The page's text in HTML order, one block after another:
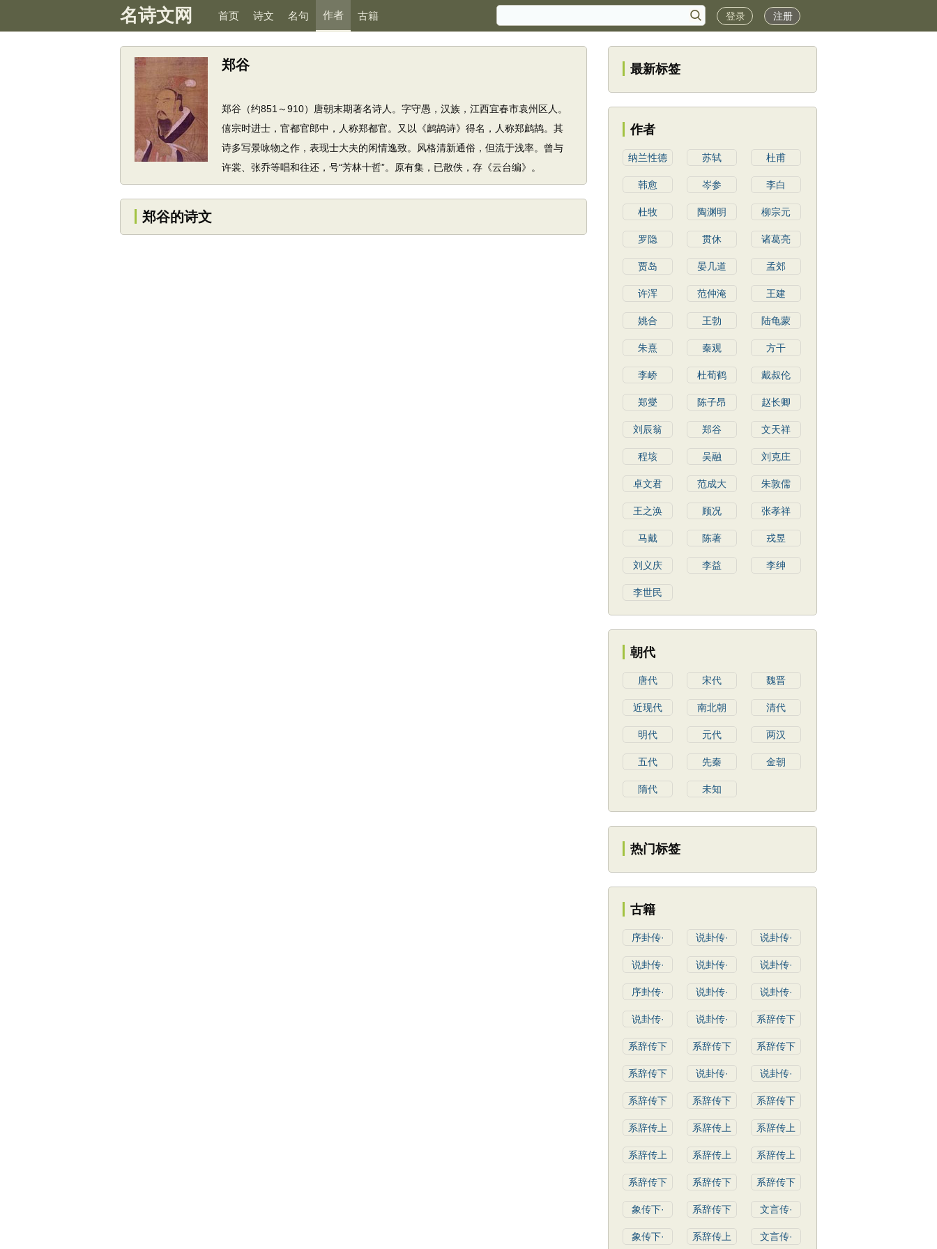
名诗文网 首页 诗文 名句 作者 古籍 登录 注册
郑谷
郑谷（约851～910）唐朝末期著名诗人。字守愚，汉族，江西宜春市袁州区人。
僖宗时进士，官都官郎中，人称郑都官。又以《鹧鸪诗》得名，人称郑鹧鸪。其
诗多写景咏物之作，表现士大夫的闲情逸致。风格清新通俗，但流于浅率。曾与
许裳、张乔等唱和往还，号“芳林十哲”。原有集，已散佚，存《云台编》。
郑谷的诗文
最新标签
作者
纳兰性德 苏轼 杜甫
韩愈 岑参 李白
杜牧 陶渊明 柳宗元
罗隐 贯休 诸葛亮
贾岛 晏几道 孟郊
许浑 范仲淹 王建
姚合 王勃 陆龟蒙
朱熹 秦观 方干
李峤 杜荀鹤 戴叔伦
郑燮 陈子昂 赵长卿
刘辰翁 郑谷 文天祥
程垓 吴融 刘克庄
卓文君 范成大 朱敦儒
王之涣 顾况 张孝祥
马戴 陈著 戎昱
刘义庆 李益 李绅
李世民
朝代
唐代 宋代 魏晋
近现代 南北朝 清代
明代 元代 两汉
五代 先秦 金朝
隋代 未知
热门标签
古籍
序卦传· 说卦传· 说卦传·
说卦传· 说卦传· 说卦传·
序卦传· 说卦传· 说卦传·
说卦传· 说卦传· 系辞传下
系辞传下 系辞传下 系辞传下
系辞传下 说卦传· 说卦传·
系辞传下 系辞传下 系辞传下
系辞传上 系辞传上 系辞传上
系辞传上 系辞传上 系辞传上
系辞传下 系辞传下 系辞传下
象传下· 系辞传下 文言传·
象传下· 系辞传上 文言传·